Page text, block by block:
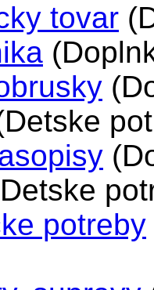
tovar
potreby